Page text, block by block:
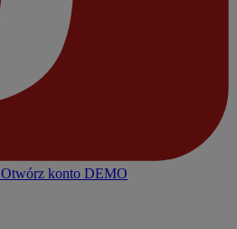
Otwórz konto DEMO